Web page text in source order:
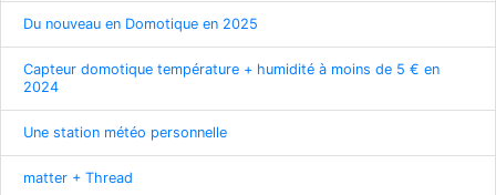
Du nouveau en Domotique en 2025
Capteur domotique température + humidité à moins de 5 € en
2024
Une station météo personnelle
matter + Thread